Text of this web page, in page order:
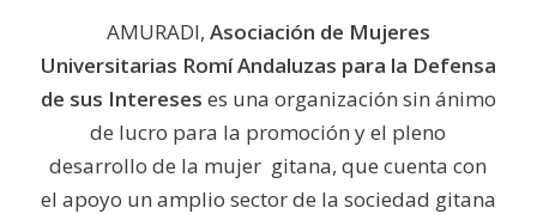
AMURADI, Asociación de Mujeres
Universitarias Romí Andaluzas para la Defensa
de sus Intereses es una organización sin ánimo
de lucro para la promoción y el pleno
desarrollo de la mujer gitana, que cuenta con
el apoyo un amplio sector de la sociedad gitana